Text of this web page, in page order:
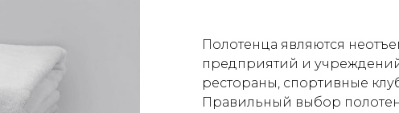
Полотенца являются
предприятий и
рестораны, спортивные
Правильный выбор